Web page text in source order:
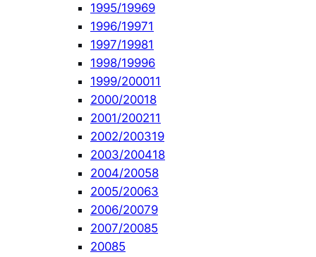
1995/19969
1996/19971
1997/19981
1998/19996
1999/200011
2000/20018
2001/200211
2002/200319
2003/200418
2004/20058
2005/20063
2006/20079
2007/20085
20085